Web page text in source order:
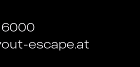
6000
escape.at